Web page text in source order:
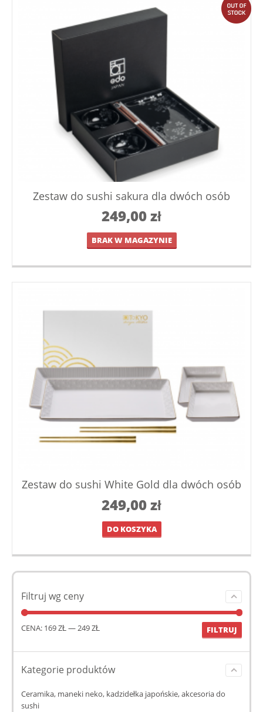
Zestaw do sushi sakura dla dwóch osób
249,00zł
BRAK W MAGAZYNIE
Zestaw do sushi White Gold dla dwóch osób
249,00zł
DO KOSZYKA
Filtruj wg ceny
FILTRUJ
CENA: 169 ZŁ—249 ZŁ
Kategorie produktów
Ceramika, maneki neko, kadzidełka japońskie, akcesoria do
sushi